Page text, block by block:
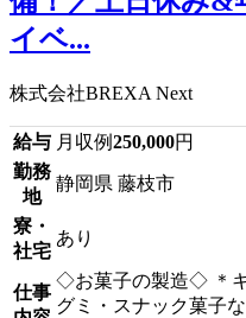
イベ...
株式会社BREXA Next
給与 月収例250,000円
勤務
地
静岡県 藤枝市
寮・
社宅
あり
仕事
◇お菓子の製造◇ ＊キ
グミ・スナック菓子